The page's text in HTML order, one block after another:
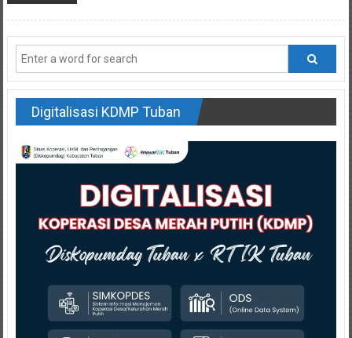
Digitalisasi KDMP Tuban